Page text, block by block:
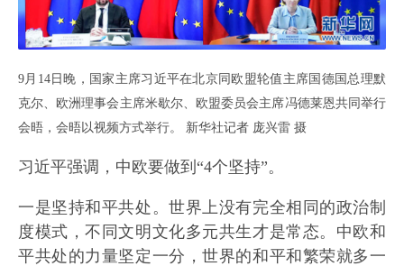
9月14日晚，国家主席习近平在北京同欧盟轮值主席国德国总理默
克尔、欧洲理事会主席米歇尔、欧盟委员会主席冯德莱恩共同举行
会晤，会晤以视频方式举行。 新华社记者 庞兴雷 摄
习近平强调，中欧要做到“4个坚持”。
一是坚持和平共处。世界上没有完全相同的政治制
度模式，不同文明文化多元共生才是常态。中欧和
平共处的力量坚定一分，世界的和平和繁荣就多一